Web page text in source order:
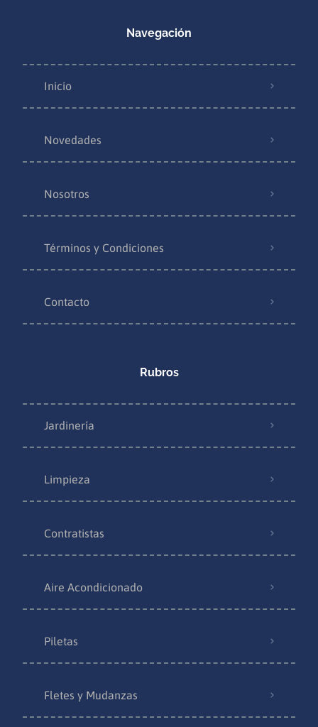
Navegación
Inicio
Novedades
Nosotros
Términos y Condiciones
Contacto
Rubros
Jardinería
Limpieza
Contratistas
Aire Acondicionado
Piletas
Fletes y Mudanzas